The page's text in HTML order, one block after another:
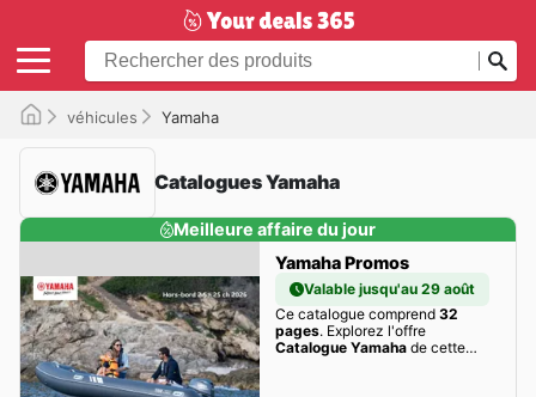
véhicules Yamaha
Catalogues Yamaha
Meilleure affaire du jour
Yamaha Promos
Valable jusqu'au 29 août
Ce catalogue comprend 32
pages. Explorez l'offre
Catalogue Yamahade cette